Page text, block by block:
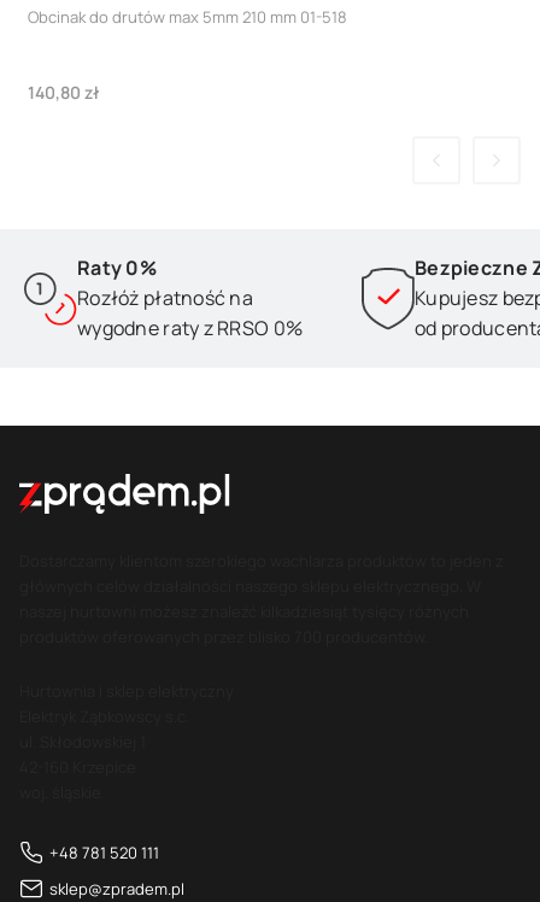
Obcinak do drutów max 5mm 210 mm 01-518
Cena
140,80 zł
Raty 0%
Rozłóż płatność na
wygodne raty z RRSO 0%
Bezpieczne
Kupujesz
od
+48 781 520 111
sklep@zpradem.pl